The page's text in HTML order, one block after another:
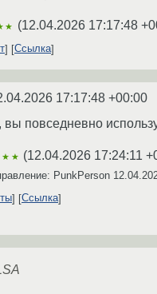
(12.04.2026 17:17:48
Ссылка
17:17:48 +00:00
повседневно
★★ (12.04.2026 17:24:11
PunkPerson
Ссылка